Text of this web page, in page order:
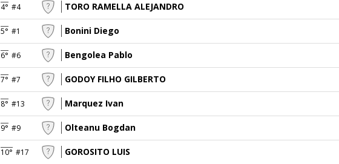
4° #4 TORO RAMELLA ALEJANDRO
5° #1 Bonini Diego
6° #6 Bengolea Pablo
7° #7 GODOY FILHO GILBERTO
8° #13 Marquez Ivan
9° #9 Olteanu Bogdan
10° #17 GOROSITO LUIS